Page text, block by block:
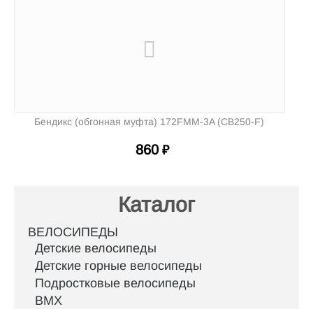
Бендикс (обгонная муфта) 172FMM-3A (CB250-F)
860 ₽
Каталог
ВЕЛОСИПЕДЫ
Детские велосипеды
Детские горные велосипеды
Подростковые велосипеды
BMX